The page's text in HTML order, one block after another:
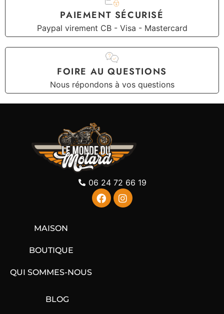
PAIEMENT SÉCURISÉ
Paypal virement CB - Visa - Mastercard
FOIRE AU QUESTIONS
Nous répondons à vos questions
06 24 72 66 19
MAISON
BOUTIQUE
QUI SOMMES-NOUS
BLOG